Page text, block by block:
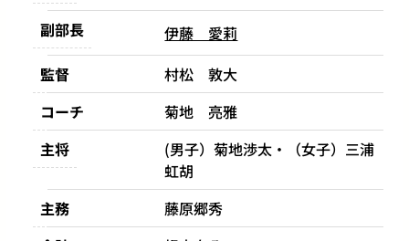
副部長
伊藤 愛莉
監督
村松 敦大
コーチ
菊地 亮雅
主将
(男子）菊地渉太・（女子）三浦
虹胡
主務
藤原郷秀